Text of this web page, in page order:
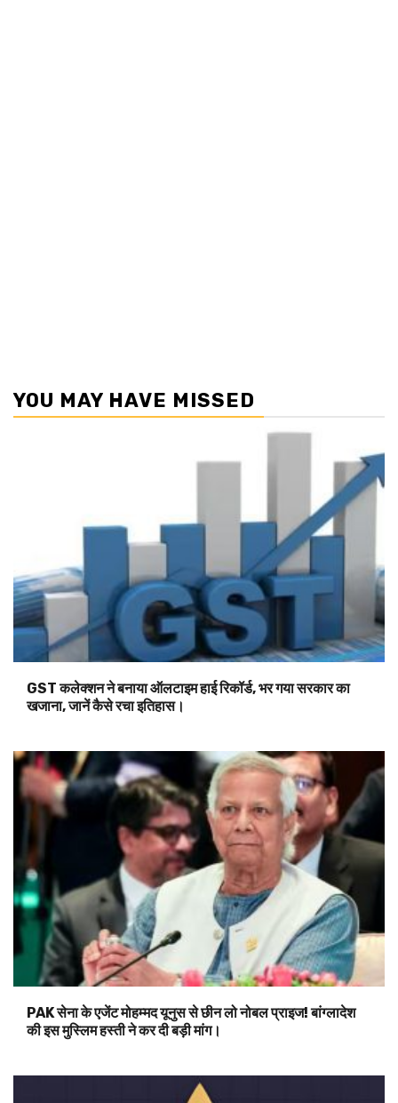
YOU MAY HAVE MISSED
GST कलेक्शन ने बनाया ऑलटाइम हाई रिकॉर्ड, भर गया सरकार का
खजाना, जानें कैसे रचा इतिहास।
PAK सेना के एजेंट मोहम्मद यूनुस से छीन लो नोबल प्राइज! बांग्लादेश
की इस मुस्लिम हस्ती ने कर दी बड़ी मांग।